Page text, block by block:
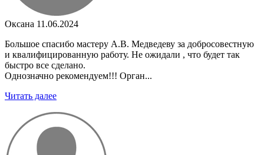
Оксана 11.06.2024
Большое спасибо мастеру А.В. Медведеву за добросовестную
и квалифицированную работу. Не ожидали , что будет так
быстро все сделано.
Однозначно рекомендуем!!! Орган...
Читать далее